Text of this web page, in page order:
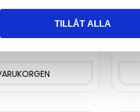
TILLÅT ALLA
in och RS485